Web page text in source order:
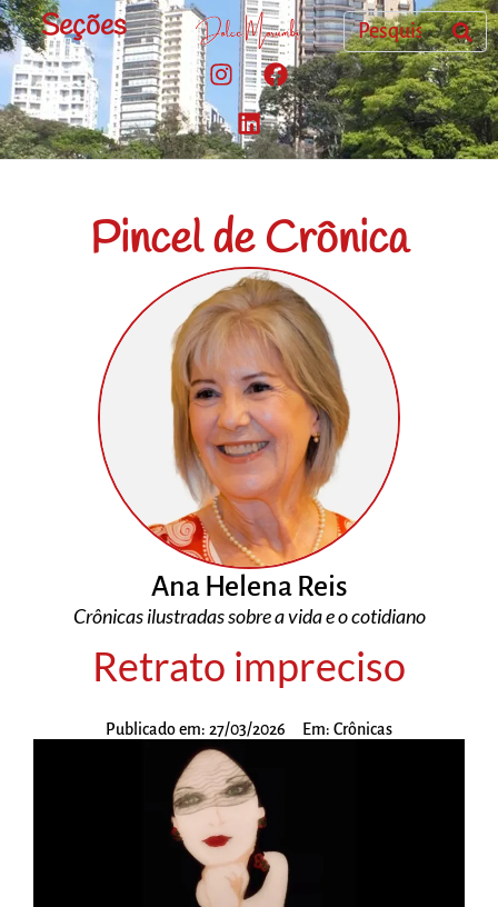
Seções
Pincel de Crônica
Ana Helena Reis
Crônicas ilustradas sobre a vida e o cotidiano
Retrato impreciso
Publicado em: 27/03/2026 Em: Crônicas